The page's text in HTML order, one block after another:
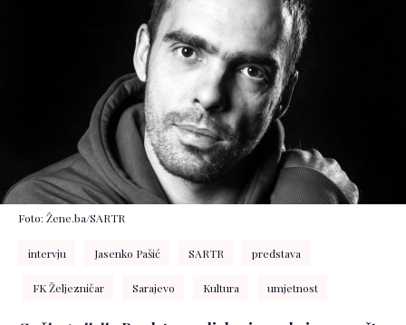
Foto: Žene.ba/SARTR
intervju Jasenko Pašić SARTR predstava
FK Željezničar Sarajevo Kultura umjetnost